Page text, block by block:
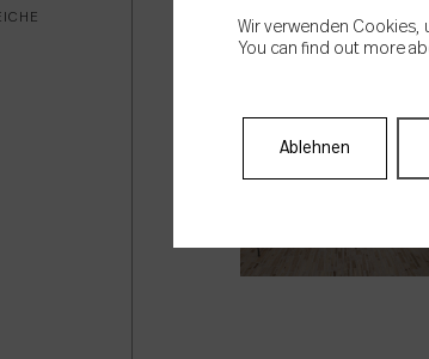
Wir verwenden Cookies,
You can find out more
Ablehnen